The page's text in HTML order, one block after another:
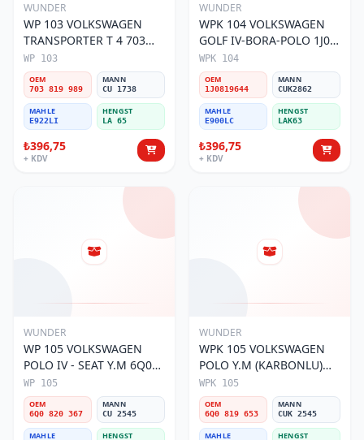
WUNDER
WP 103 VOLKSWAGEN
TRANSPORTER T 4 703
819 989 Polen Filtresi
WP 103
OEM
703 819 989
MANN
CU 1738
MAHLE
E922LI
HENGST
LA 65
₺396,75
+ KDV
WUNDER
WPK 104 VOLKSWAGEN
GOLF IV-BORA-POLO 1J0
819 644 Polen Filtresi
WPK 104
OEM
1J0819644
MANN
CUK2862
MAHLE
E900LC
HENGST
LAK63
₺396,75
+ KDV
WUNDER
WP 105 VOLKSWAGEN
POLO IV - SEAT Y.M 6Q0
820 367 Polen Filtresi
WP 105
OEM
6Q0 820 367
MANN
CU 2545
MAHLE HENGST
WUNDER
WPK 105 VOLKSWAGEN
POLO Y.M (KARBONLU)
6Q0 819 653 Polen Filtresi
WPK 105
OEM
6Q0 819 653
MANN
CUK 2545
MAHLE HENGST